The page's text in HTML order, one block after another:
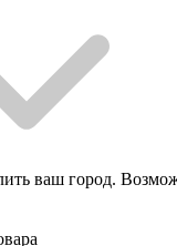
ваш город.